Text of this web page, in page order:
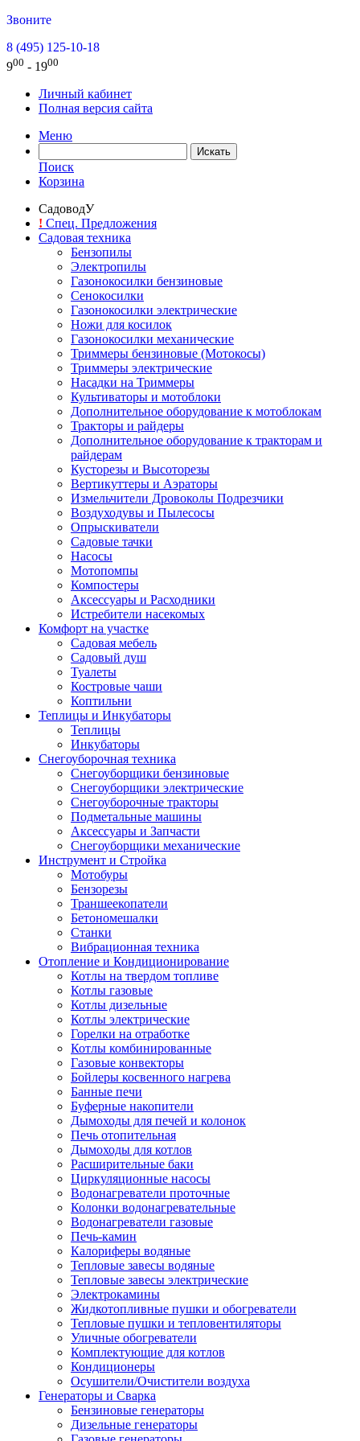
Звоните
8 (495) 125-10-18
900 - 1900
Личный кабинет
Полная версия сайта
Меню
Поиск
Корзина
СадоводУ
! Спец. Предложения
Садовая техника
Бензопилы
Электропилы
Газонокосилки бензиновые
Сенокосилки
Газонокосилки электрические
Ножи для косилок
Газонокосилки механические
Триммеры бензиновые (Мотокосы)
Триммеры электрические
Насадки на Триммеры
Культиваторы и мотоблоки
Дополнительное оборудование к мотоблокам
Тракторы и райдеры
Дополнительное оборудование к тракторам и
райдерам
Кусторезы и Высоторезы
Вертикуттеры и Аэраторы
Измельчители Дровоколы Подрезчики
Воздуходувы и Пылесосы
Опрыскиватели
Садовые тачки
Насосы
Мотопомпы
Компостеры
Аксессуары и Расходники
Истребители насекомых
Комфорт на участке
Садовая мебель
Садовый душ
Туалеты
Костровые чаши
Коптильни
Теплицы и Инкубаторы
Теплицы
Инкубаторы
Снегоуборочная техника
Снегоуборщики бензиновые
Снегоуборщики электрические
Снегоуборочные тракторы
Подметальные машины
Аксессуары и Запчасти
Снегоуборщики механические
Инструмент и Стройка
Мотобуры
Бензорезы
Траншеекопатели
Бетономешалки
Станки
Вибрационная техника
Отопление и Кондиционирование
Котлы на твердом топливе
Котлы газовые
Котлы дизельные
Котлы электрические
Горелки на отработке
Котлы комбинированные
Газовые конвекторы
Бойлеры косвенного нагрева
Банные печи
Буферные накопители
Дымоходы для печей и колонок
Печь отопительная
Дымоходы для котлов
Расширительные баки
Циркуляционные насосы
Водонагреватели проточные
Колонки водонагревательные
Водонагреватели газовые
Печь-камин
Калориферы водяные
Тепловые завесы водяные
Тепловые завесы электрические
Электрокамины
Жидкотопливные пушки и обогреватели
Тепловые пушки и тепловентиляторы
Уличные обогреватели
Комплектующие для котлов
Кондиционеры
Осушители/Очистители воздуха
Генераторы и Сварка
Бензиновые генераторы
Дизельные генераторы